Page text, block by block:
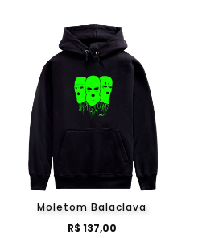
Moletom Balaclava
R$ 137,00